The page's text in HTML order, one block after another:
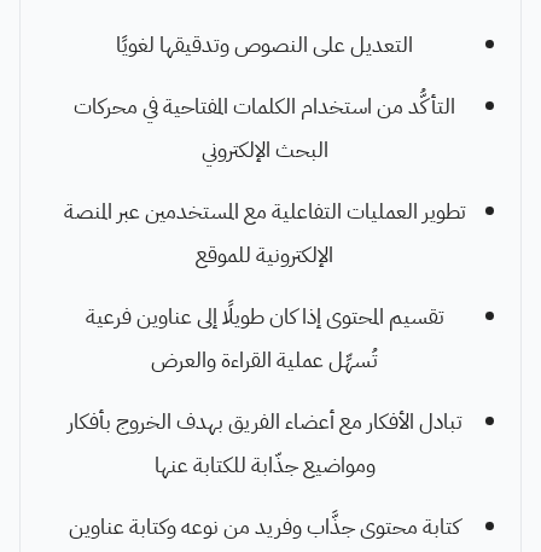
التعديل على النصوص وتدقيقها لغويًا
التأكُّد من استخدام الكلمات المفتاحية في محركات
البحث الإلكتروني
تطوير العمليات التفاعلية مع المستخدمين عبر المنصة
الإلكترونية للموقع
تقسيم المحتوى إذا كان طويلًا إلى عناوين فرعية
تُسهِّل عملية القراءة والعرض
تبادل الأفكار مع أعضاء الفريق بهدف الخروج بأفكار
ومواضيع جذّابة للكتابة عنها
كتابة محتوى جذَّاب وفريد من نوعه وكتابة عناوين